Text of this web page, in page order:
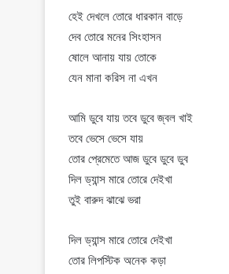
হেই দেখলে তোরে ধারকান বাড়ে
দেব তোরে মনের সিংহাসন
ষোলে আনায় যায় তোকে
যেন মানা করিস না এখন
আমি ডুবে যায় তবে ডুবে জ্বল খাই
তবে ভেসে ভেসে যায়
তোর প্রেমেতে আজ ডুবে ডুবে ডুব
দিল ড্যান্স মারে তোরে দেইখা
তুই বারুদ ঝাঝে ভরা
দিল ড্যান্স মারে তোরে দেইখা
তোর লিপস্টিক অনেক কড়া